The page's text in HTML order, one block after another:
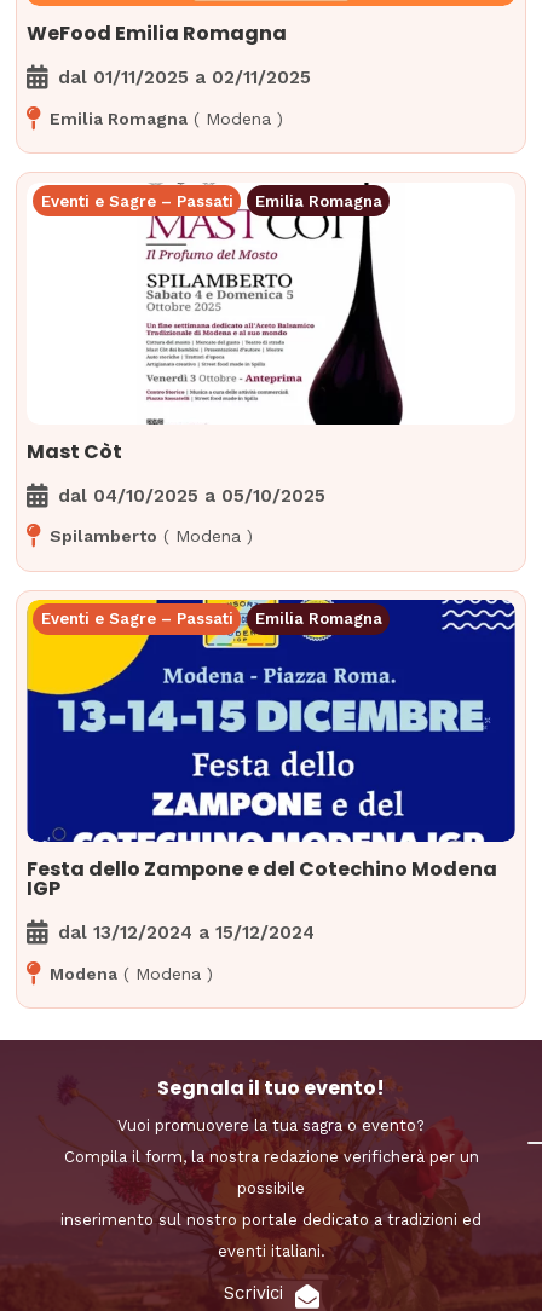
WeFood Emilia Romagna
dal 01/11/2025 a 02/11/2025
Emilia Romagna ( Modena )
Eventi e Sagre – Passati Emilia Romagna
Mast Còt
dal 04/10/2025 a 05/10/2025
Spilamberto ( Modena )
Eventi e Sagre – Passati Emilia Romagna
Festa dello Zampone e del Cotechino Modena
IGP
dal13/12/2024 a 15/12/2024
Modena ( Modena )
Segnala il tuo evento!
Vuoi promuovere la tua sagra o evento?
Compila il form, la nostra redazione verificherà per un
possibile
inserimento sul nostro portale dedicato a tradizioni ed
eventi italiani.
Scrivici